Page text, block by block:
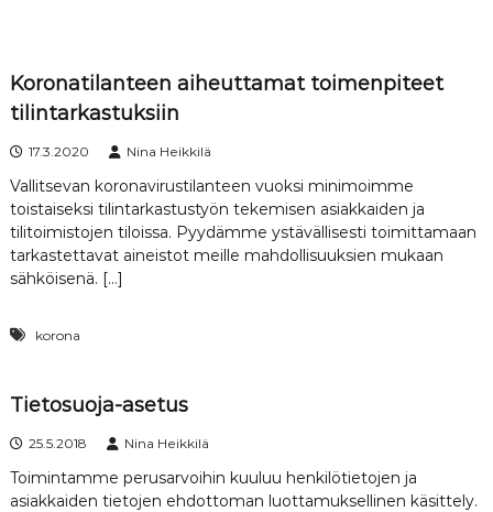
g
Koronatilanteen aiheuttamat toimenpiteet
tilintarkastuksiin
17.3.2020 Nina Heikkilä
Vallitsevan koronavirustilanteen vuoksi minimoimme
toistaiseksi tilintarkastustyön tekemisen asiakkaiden ja
tilitoimistojen tiloissa. Pyydämme ystävällisesti toimittamaan
tarkastettavat aineistot meille mahdollisuuksien mukaan
sähköisenä. […]
korona
Tietosuoja-asetus
25.5.2018 Nina Heikkilä
Toimintamme perusarvoihin kuuluu henkilötietojen ja
asiakkaiden tietojen ehdottoman luottamuksellinen käsittely.